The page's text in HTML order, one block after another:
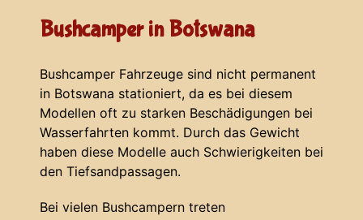
Bushcamper in Botswana
Bushcamper Fahrzeuge sind nicht permanent
in Botswana stationiert, da es bei diesem
Modellen oft zu starken Beschädigungen bei
Wasserfahrten kommt. Durch das Gewicht
haben diese Modelle auch Schwierigkeiten bei
den Tiefsandpassagen.
Bei vielen Bushcampern treten